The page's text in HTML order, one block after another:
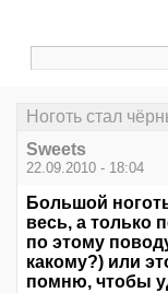
Ноготь стал
Sweets
22.09.2010 - 18:04
Большой
весь, а только
по этому
какому?) или
помню, чтобы